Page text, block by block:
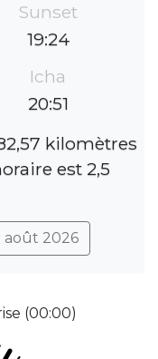
Sunset
19:24
Icha
20:51
kilomètres
est 2,5
août 2026
(00:00)